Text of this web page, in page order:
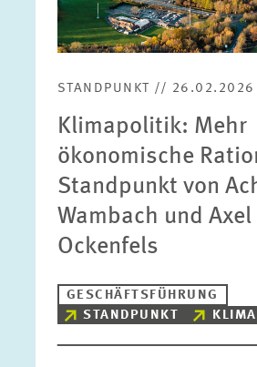
STANDPUNKT // 26.02.2026
Klimapolitik: Mehr
ökonomische
Standpunkt von
Wambach und Axel
Ockenfels
GESCHÄFTSFÜHRUNG
STANDPUNKT